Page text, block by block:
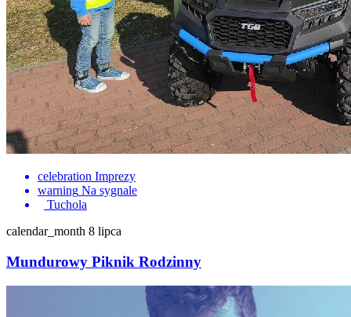
celebration Imprezy
warning Na sygnale
Tuchola
calendar_month 8 lipca
Mundurowy Piknik Rodzinny